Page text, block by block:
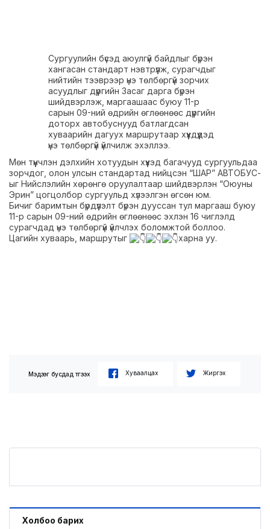
Сургуулийн бүсэд аюулгүй байдлыг бүрэн
хангасан стандарт нэвтрүүлж, сурагчдыг
нийтийн тээврээр үнэ төлбөргүй зорчих
асуудлыг дүүргийн Засаг дарга бүрэн
шийдвэрлэж, маргаашаас буюу 11-р
сарын 09-ний өдрийн өглөөнөөс дүүргийн
доторх автобуснууд батлагдсан
хуваарийн дагуух маршрутаар хүүхдүүдэд
үнэ төлбөргүй үйлчилж эхэллээ.
Мөн түүнчлэн дэлхийн хотуудын хүүхэд багачууд сургуульдаа
зорчдог, олон улсын стандартад нийцсэн “ШАР” АВТОБУС-
ыг Нийслэлийн хөрөнгө оруулалтаар шийдвэрлэн “Оюуны
Эрин” цогцолбор сургуульд хүлээлгэн өгсөн юм.
Бичиг баримтын бүрдүүлэлт бүрэн дууссан тул маргааш буюу
11-р сарын 09-ний өдрийн өглөөнөөс эхлэн 16 чиглэлд
сурагчдад үнэ төлбөргүй үйлчлэх боломжтой боллоо.
Цагийн хуваарь, маршрутыг
харна уу.
Мэдээг бусдад түгээх Хуваалцах Жиргэх
Холбоо барих